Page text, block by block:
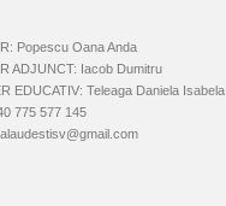
Popescu Oana Anda
ADJUNCT: Iacob Dumitru
EDUCATIV: Teleaga Daniela Isabela
775 577 145